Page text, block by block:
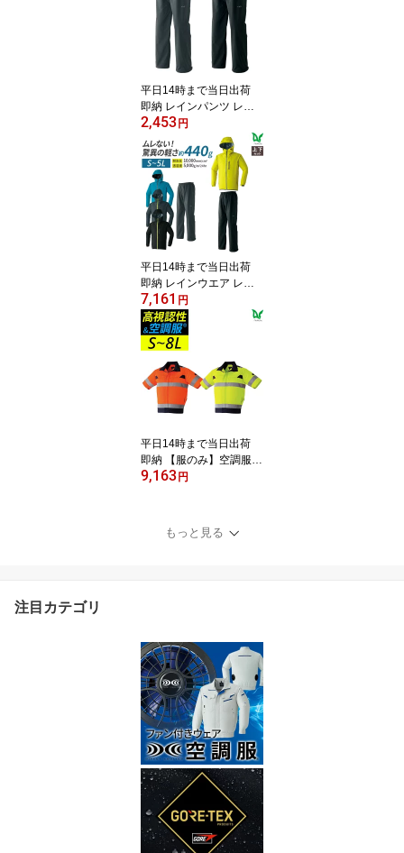
レッチ パーカー Asahich
o 旭蝶繊維 0025 プリン
ト 反射プリント 雨合羽
カッパ 上着のみ 軽量 撥
水加工 ムレない
平日14時まで当日出荷
即納 レインパンツ レイ
ンウェア 雨 梅雨対策 最
強防風 梅雨 豪雨 ゴルフ
学生 自転車 台風対策 耐
水 透湿 ストレッチ 撥水
Asahicho 旭蝶繊維 0026
2.5層ラミネートプリン
ト 反射プリント アジャ
スター 軽量 上着別売り
ムレない
2,453円
平日14時まで当日出荷
即納 レインウエア レイ
ンコート 上下 セット 学
生 ゴルフ 豪雨 梅雨対策
梅雨 軽量 自転車 メンズ
耐水 透湿 パンツ 反射プ
リント カッパ 雨合羽 通
学 通勤 S M L LL 3L 4L 5
L 撥水加工 低価格 安い
ムレない 0025 0026
7,161 円
平日14時まで当日出荷
即納 【服のみ】空調服
高視認 半袖 ブルゾン 暑
hicho 旭蝶繊維 アサヒチ
ョウ 作業着 作業服 S〜8
9,163円
もっと見る
注目カテゴリ